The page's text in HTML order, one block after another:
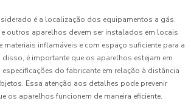
é a localização dos equipamentos a gás.
outros aparelhos devem ser instalados em locais
inflamáveis e com espaço suficiente para a
disso, é importante que os aparelhos estejam em
do fabricante em relação à distância
Essa atenção aos detalhes pode prevenir
os aparelhos funcionem de maneira eficiente.